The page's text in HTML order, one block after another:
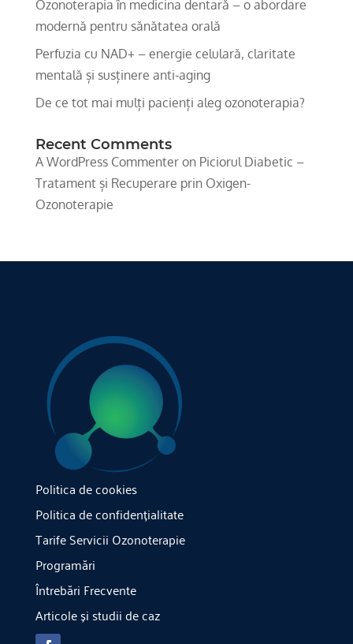
Ozonoterapia în medicina dentară – o abordare
modernă pentru sănătatea orală
Perfuzia cu NAD+ – energie celulară, claritate
mentală și susținere anti-aging
De ce tot mai mulți pacienți aleg ozonoterapia?
Recent Comments
A WordPress Commenteron Piciorul Diabetic –
Tratament și Recuperare prin Oxigen-
Ozonoterapie
Politica de cookies
Politica de confidențialitate
Tarife Servicii Ozonoterapie
Programări
Întrebări Frecvente
Articole și studii de caz